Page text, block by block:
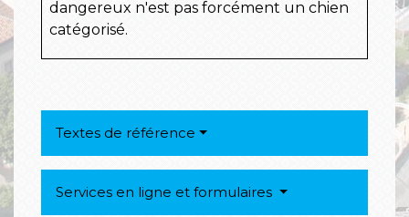
dangereux n'est pas forcément un chien
catégorisé.
Textes de référence
Services en ligne et formulaires